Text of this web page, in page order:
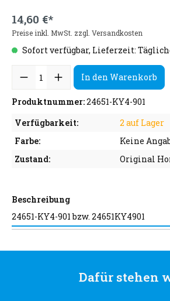
14,60 €*
Preise inkl. MwSt. zzgl. Versandkosten
Sofort verfügbar, Lieferzeit:
In den Warenkorb
Produktnummer:24651-KY4-901
Verfügbarkeit:
2 auf Lager
Farbe:
Keine
Zustand:
Original
Beschreibung
24651-KY4-901 bzw. 24651KY4901
Dafür stehen